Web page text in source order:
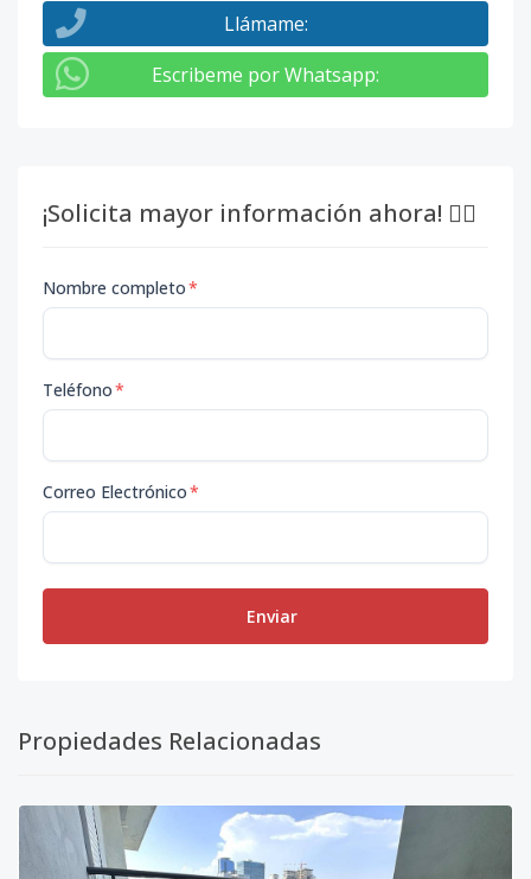
Llámame:
Escribeme por Whatsapp:
¡Solicita mayor información ahora! 👇🏽
Nombre completo*
Teléfono*
Correo Electrónico*
Enviar
Propiedades Relacionadas